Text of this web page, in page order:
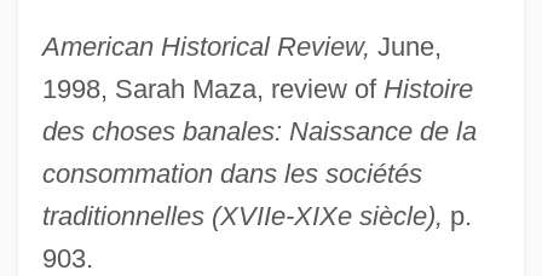
American Historical Review, June,
1998, Sarah Maza, review of Histoire
des choses banales: Naissance de la
consommation dans les sociétés
traditionnelles (XVIIe-XIXe siècle), p.
903.
Roche, Barbara (1954–)
Roche, Alex F.